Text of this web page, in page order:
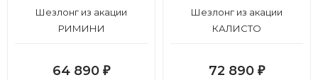
Шезлонг из акации
РИМИНИ
64 890 ₽
Шезлонг из акации
КАЛИСТО
72 890 ₽